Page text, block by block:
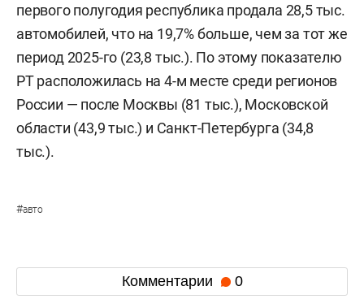
первого полугодия республика продала 28,5 тыс.
автомобилей, что на 19,7% больше, чем за тот же
период 2025-го (23,8 тыс.). По этому показателю
РТ расположилась на 4-м месте среди регионов
России — после Москвы (81 тыс.), Московской
области (43,9 тыс.) и Санкт-Петербурга (34,8
тыс.).
#авто
Комментарии 0